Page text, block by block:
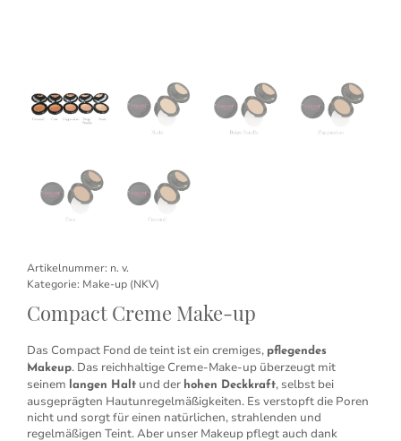
Artikelnummer: n. v.
Kategorie: Make-up (NKV)
Compact Creme Make-up
Das Compact Fond de teint ist ein cremiges, pflegendes
Makeup. Das reichhaltige Creme-Make-up überzeugt mit
seinem
langen Halt und der hohen Deckkraft, selbst bei
ausgeprägten Hautunregelmäßigkeiten. Es verstopft die Poren
nicht und sorgt für einen natürlichen, strahlenden und
regelmäßigen Teint.Aber unser Makeup pflegt auch dank